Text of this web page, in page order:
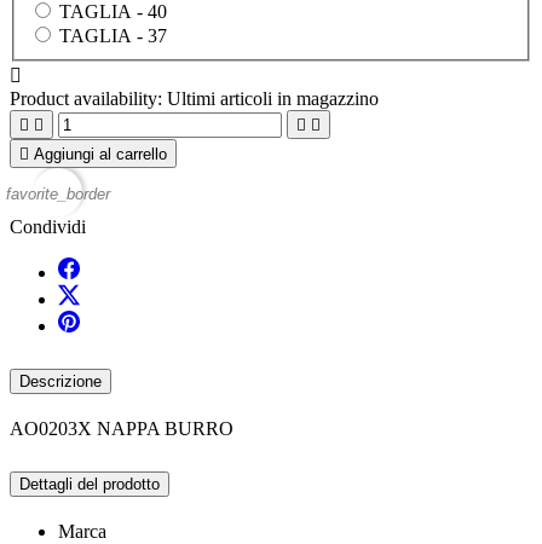
TAGLIA - 40
TAGLIA - 37

Product availability: Ultimi articoli in magazzino
   
 Aggiungi al carrello
favorite_border
Condividi
Descrizione
AO0203X NAPPA BURRO
Dettagli del prodotto
Marca